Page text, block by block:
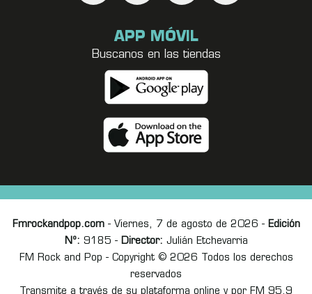
APP MÓVIL
Buscanos en las tiendas
Fmrockandpop.com- Viernes, 7 de agosto de 2026 - Edición
Nº: 9185 - Director: Julián Etchevarria
FM Rock and Pop - Copyright © 2026 Todos los derechos
reservados
Transmite a través de su plataforma online y por FM 95.9